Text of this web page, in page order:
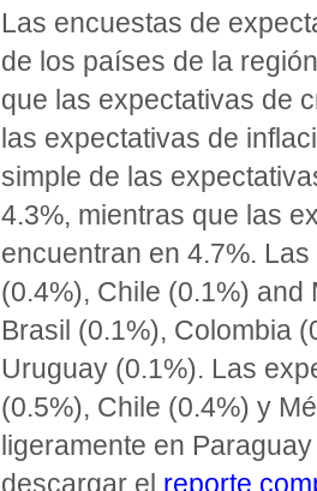
Las encuestas de
de los países de la
que las expectativas de
las expectativas de
simple de las
4.3%, mientras que las
encuentran en 4.7%.
(0.4%), Chile (0.1%)
Brasil (0.1%), Colombia
Uruguay (0.1%). Las
(0.5%), Chile (0.4%) y
ligeramente en
descargar el reporte